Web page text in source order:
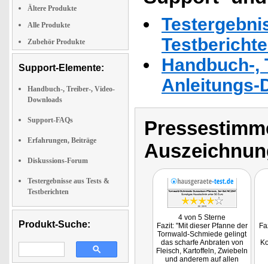
Ältere Produkte
Alle Produkte
Zubehör Produkte
Support-Elemente:
Handbuch-, Treiber-, Video-
Downloads
Support-FAQs
Erfahrungen, Beiträge
Diskussions-Forum
Testergebnisse aus Tests &
Testberichten
Produkt-Suche:
Handbuch-,
Anleitungs-
4 von 5 Sterne
Fazit: "Mit dieser Pfanne der
Tornwald-Schmiede gelingt
das scharfe Anbraten von
Fleisch, Kartoffeln, Zwiebeln
und anderem auf allen